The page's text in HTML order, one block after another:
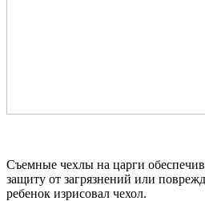
Съемные чехлы на царги
защиту от загрязнений или
ребенок изрисовал чехол.